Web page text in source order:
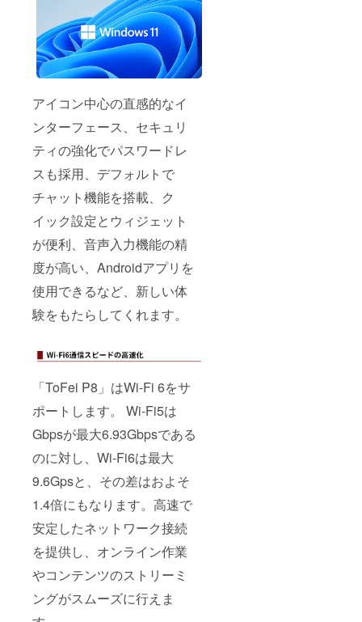
アイコン中心の直感的なイ
ンターフェース、セキュリ
ティの強化でパスワードレ
スも採用、デフォルトで
チャット機能を搭載、ク
イック設定とウィジェット
が便利、音声入力機能の精
度が高い、Androidアプリを
使用できるなど、新しい体
験をもたらしてくれます。
「ToFei P8」はWi-Fi 6をサ
ポートします。 Wi-Fi5は
Gbpsが最大6.93Gbpsである
のに対し、Wi-Fi6は最大
9.6Gpsと、その差はおよそ
1.4倍にもなります。高速で
安定したネットワーク接続
を提供し、オンライン作業
やコンテンツのストリーミ
ングがスムーズに行えま